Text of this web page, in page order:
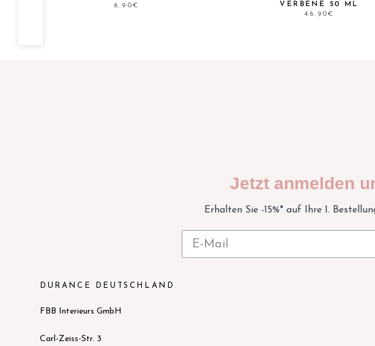
6.90€
VERBENE 50 ML
46.90€
Jetzt anmelden
Erhalten Sie -15%* auf Ihre 1.
DURANCE DEUTSCHLAND
FBB Interieurs GmbH
Carl-Zeiss-Str. 3